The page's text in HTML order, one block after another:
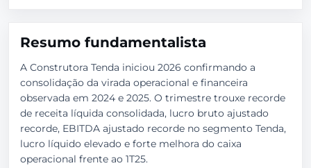
Resumo fundamentalista
A Construtora Tenda iniciou 2026 confirmando a
consolidação da virada operacional e financeira
observada em 2024 e 2025. O trimestre trouxe recorde
de receita líquida consolidada, lucro bruto ajustado
recorde, EBITDA ajustado recorde no segmento Tenda,
lucro líquido elevado e forte melhora do caixa
operacional frente ao 1T25.